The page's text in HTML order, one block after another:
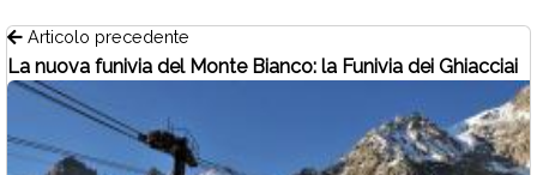
Articolo precedente
La nuova funivia del Monte Bianco: la Funivia dei Ghiacciai